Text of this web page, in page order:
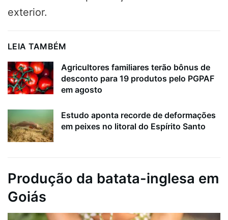
exterior.
LEIA TAMBÉM
Agricultores familiares terão bônus de
desconto para 19 produtos pelo PGPAF
em agosto
Estudo aponta recorde de deformações
em peixes no litoral do Espírito Santo
Produção da batata-inglesa em
Goiás